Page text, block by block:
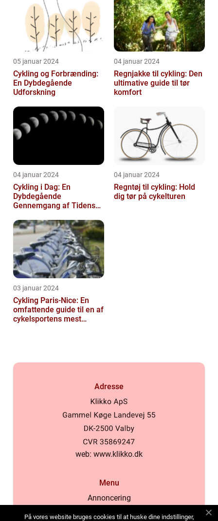
05 januar 2024
Cykling og Forbrænding:
En Dybdegående
Udforskning
04 januar 2024
Regnjakke til cykling: Den
ultimative guide til tør
komfort
04 januar 2024
Cykling i Dag: En
Dybdegående
Gennemgang af Tidens
04 januar 2024
Regntøj til cykling: Hold
dig tør på cykelturen
03 januar 2024
Cykling Paris-Nice: En
omfattende guide til en af
cykelsportens mest
Adresse
web: www.klikko.dk
Menu
Annoncering
På vores website bruges cookies til at huske dine indstillinger,